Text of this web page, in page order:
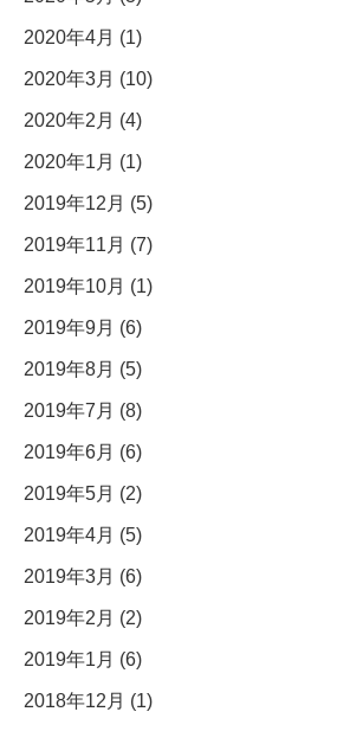
2020年4月 (1)
2020年3月 (10)
2020年2月 (4)
2020年1月 (1)
2019年12月 (5)
2019年11月 (7)
2019年10月 (1)
2019年9月 (6)
2019年8月 (5)
2019年7月 (8)
2019年6月 (6)
2019年5月 (2)
2019年4月 (5)
2019年3月 (6)
2019年2月 (2)
2019年1月 (6)
2018年12月 (1)